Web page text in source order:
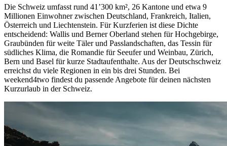
Die Schweiz umfasst rund 41’300 km², 26 Kantone und etwa 9
Millionen Einwohner zwischen Deutschland, Frankreich, Italien,
Österreich und Liechtenstein. Für Kurzferien ist diese Dichte
entscheidend: Wallis und Berner Oberland stehen für Hochgebirge,
Graubünden für weite Täler und Passlandschaften, das Tessin für
südliches Klima, die Romandie für Seeufer und Weinbau, Zürich,
Bern und Basel für kurze Stadtaufenthalte. Aus der Deutschschweiz
erreichst du viele Regionen in ein bis drei Stunden. Bei
weekend4two findest du passende Angebote für deinen nächsten
Kurzurlaub in der Schweiz.